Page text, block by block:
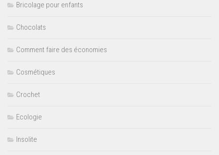
Bricolage pour enfants
Chocolats
Comment faire des économies
Cosmétiques
Crochet
Ecologie
Insolite